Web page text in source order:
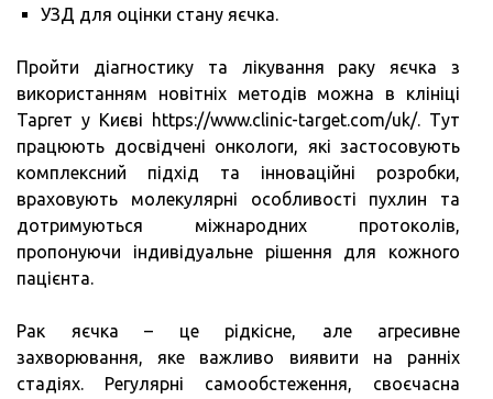
УЗД для оцінки стану яєчка.
Пройти діагностику та лікування раку яєчка з
використанням новітніх методів можна в клініці
Таргет у Києві https://www.clinic-target.com/uk/. Тут
працюють досвідчені онкологи, які застосовують
комплексний підхід та інноваційні розробки,
враховують молекулярні особливості пухлин та
дотримуються міжнародних протоколів,
пропонуючи індивідуальне рішення для кожного
пацієнта.
Рак яєчка – це рідкісне, але агресивне
захворювання, яке важливо виявити на ранніх
стадіях. Регулярні самообстеження, своєчасна